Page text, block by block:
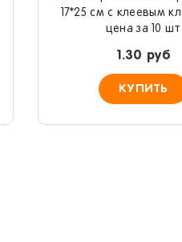
17*25 см с клеевым
цена за 10 шт
1.30 руб
КУПИТЬ